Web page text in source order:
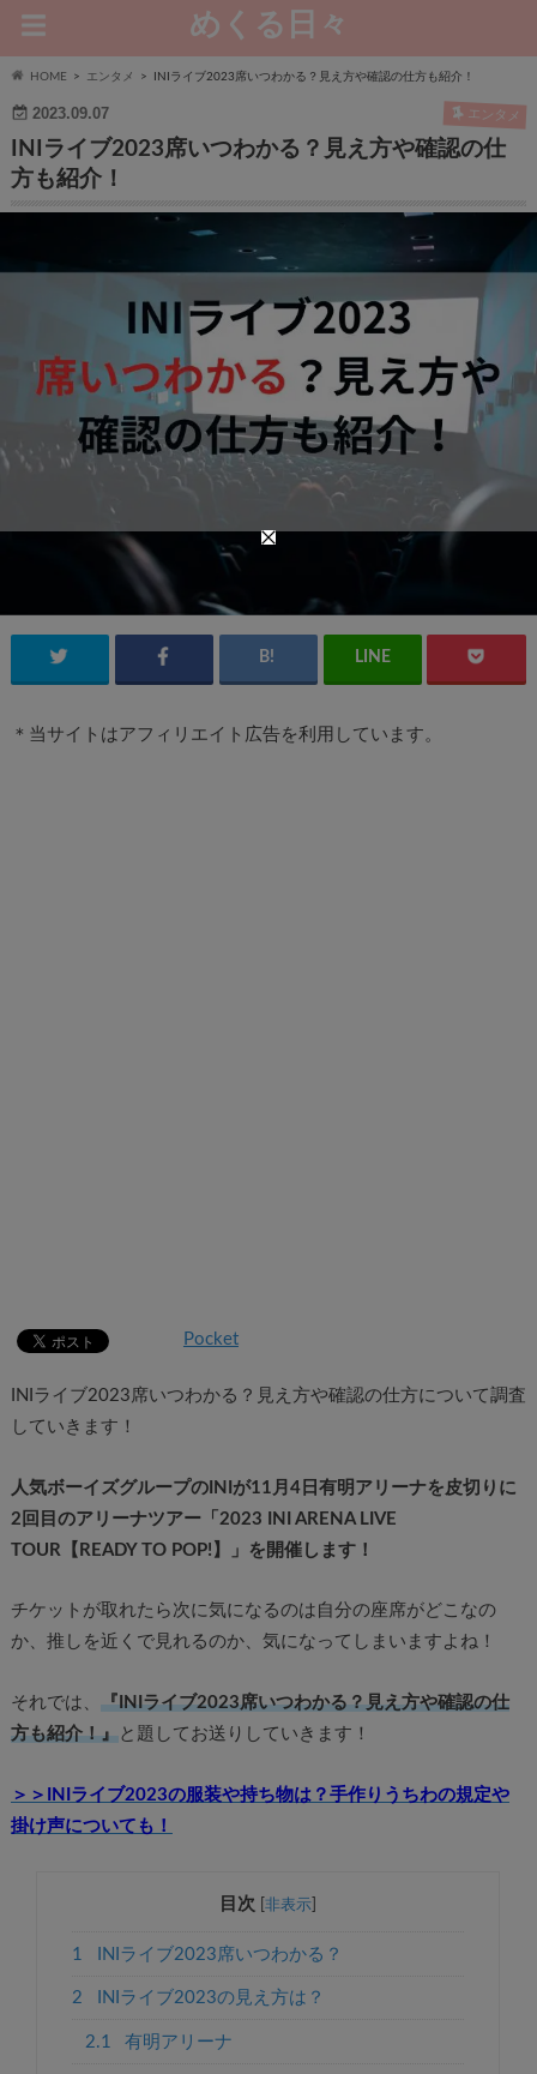
めくる日々
HOME エンタメ INIライブ2023席いつわかる？見え方や確認の仕方も紹介！
2023.09.07 エンタメ
INIライブ2023席いつわかる？見え方や確認の仕
方も紹介！
＊当サイトはアフィリエイト広告を利用しています。
Pocket
INIライブ2023席いつわかる？見え方や確認の仕方について調査
していきます！
人気ボーイズグループのINIが11月4日有明アリーナを皮切りに
2回目のアリーナツアー「2023 INI ARENA LIVE
TOUR【READY TO POP!】」を開催します！
チケットが取れたら次に気になるのは自分の座席がどこなの
か、推しを近くで見れるのか、気になってしまいますよね！
それでは、 『INIライブ2023席いつわかる？見え方や確認の仕
方も紹介！』と題してお送りしていきます！
＞＞INIライブ2023の服装や持ち物は？手作りうちわの規定や
掛け声についても！
目次 [非表示
1 INIライブ2023席いつわかる？
2 INIライブ2023の見え方は？
2.1 有明アリーナ